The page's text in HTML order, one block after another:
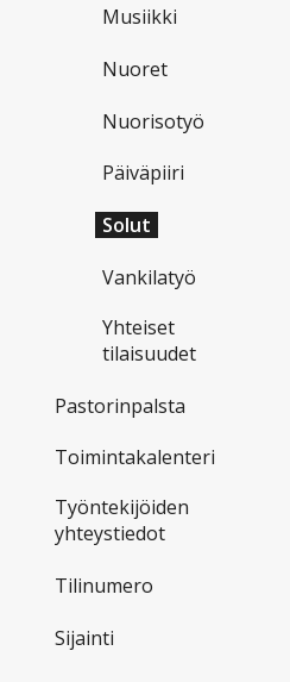
Musiikki
Nuoret
Nuorisotyö
Päiväpiiri
Solut
Vankilatyö
Yhteiset
tilaisuudet
Pastorinpalsta
Toimintakalenteri
Työntekijöiden
yhteystiedot
Tilinumero
Sijainti